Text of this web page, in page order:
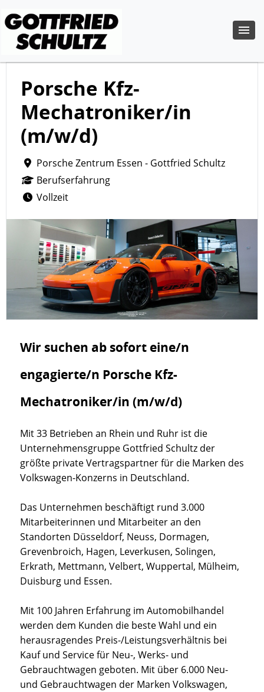
Porsche Kfz-
Mechatroniker/in
(m/w/d)
Porsche Zentrum Essen - Gottfried Schultz
Berufserfahrung
Vollzeit
Wir suchen ab sofort eine/n
engagierte/n Porsche Kfz-
Mechatroniker/in (m/w/d)
Mit 33 Betrieben an Rhein und Ruhr ist die
Unternehmensgruppe Gottfried Schultz der
größte private Vertragspartner für die Marken des
Volkswagen-Konzerns in Deutschland.
Das Unternehmen beschäftigt rund 3.000
Mitarbeiterinnen und Mitarbeiter an den
Standorten Düsseldorf, Neuss, Dormagen,
Grevenbroich, Hagen, Leverkusen, Solingen,
Erkrath, Mettmann, Velbert, Wuppertal, Mülheim,
Duisburg und Essen.
Mit 100 Jahren Erfahrung im Automobilhandel
werden dem Kunden die beste Wahl und ein
herausragendes Preis-/Leistungsverhältnis bei
Kauf und Service für Neu-, Werks- und
Gebrauchtwagen geboten. Mit über 6.000 Neu-
und Gebrauchtwagen der Marken Volkswagen,